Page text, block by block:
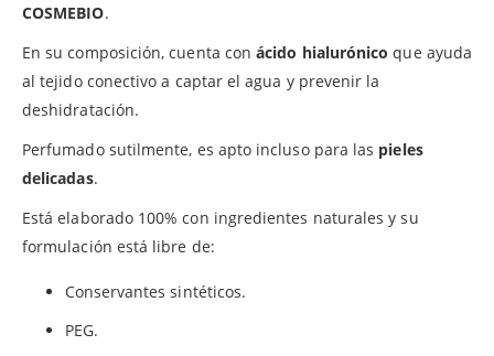
COSMEBIO.
En su composición, cuenta conácido hialurónico que ayuda
al tejido conectivo a captar el agua y prevenir la
deshidratación.
Perfumado sutilmente, es apto incluso para las pieles
delicadas.
Está elaborado 100% con ingredientes naturales y su
formulación está libre de:
Conservantes sintéticos.
PEG.